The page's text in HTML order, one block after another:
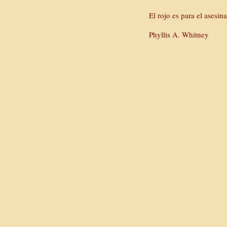
El rojo es para el
Phyllis A. Whitney